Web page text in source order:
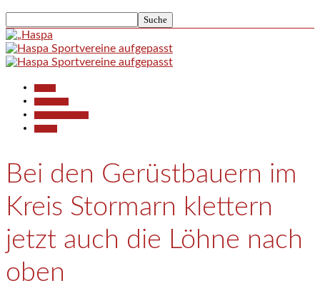
Bei den Gerüstbauern im
Kreis Stormarn klettern
jetzt auch die Löhne nach
oben